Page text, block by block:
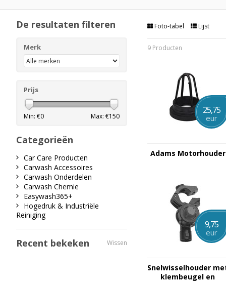
Foto-tabel Lijst
9 Producten
25,75
eur
Adams Motorhouder
9,75
eur
Snelwisselhouder
klembeugel en
De resultaten filteren
Merk
Prijs
Min: €0 Max: €150
Categorieën
Car Care Producten
Carwash Accessoires
Carwash Onderdelen
Carwash Chemie
Easywash365+
Hogedruk & Industriële
Reiniging
Recent bekeken Wissen